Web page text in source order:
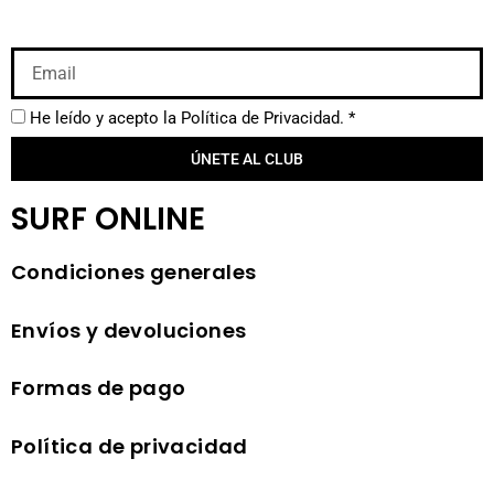
He leído y acepto la Política de Privacidad. *
ÚNETE AL CLUB
SURF ONLINE
Condiciones generales
Envíos y devoluciones
Formas de pago
Política de privacidad